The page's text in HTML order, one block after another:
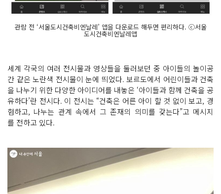
관람 전 ‘서울도시건축비엔날레’ 앱을 다운로드 해두면 편리하다. ⓒ서울
도시건축비엔날레앱
세계 각국의 여러 전시물과 영상들을 둘러보던 중 아이들의 놀이공
간 같은 노란색 전시물이 눈에 띄었다. 보르도에서 어린이들과 건축
을 나누기 위한 다양한 아이디어를 내놓은 ‘아이들과 함께 건축을 공
유하다’란 전시다. 이 전시는 “건축은 어른 아이 할 것 없이 보고, 경
험하고, 나누는 관계 속에서 그 존재의 의미를 갖는다”고 메시지
를 전하고 있다.